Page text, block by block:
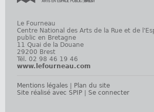
Le Fourneau
Centre National des Arts de la Rue et de
public en Bretagne
11 Quai de la Douane
29200 Brest
Tél. 02 98 46 19 46
www.lefourneau.com
Mentions légales
Plan du site
Site réalisé avec SPIP
Se connecter